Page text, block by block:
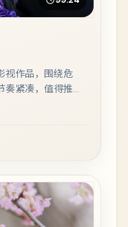
视作品，围绕危
紧凑，值得推荐